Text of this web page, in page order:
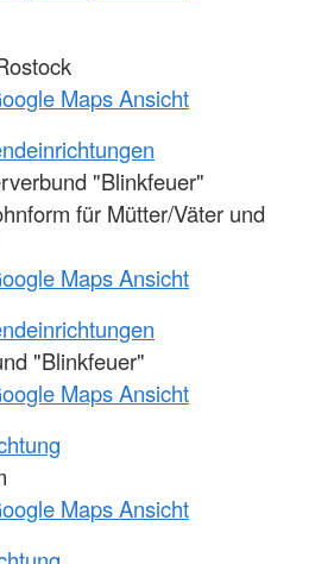
Maps Ansicht
"Blinkfeuer"
für Mütter/Väter und
Maps Ansicht
"Blinkfeuer"
Maps Ansicht
Maps Ansicht